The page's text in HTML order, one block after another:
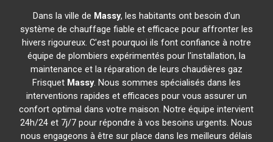
Dans la ville de Massy, les habitants ont besoin d'un
système de chauffage fiable et efficace pour affronter les
hivers rigoureux. C'est pourquoi ils font confiance à notre
équipe de plombiers expérimentés pour l'installation, la
maintenance et la réparation de leurs chaudières gaz
Frisquet Massy. Nous sommes spécialisés dans les
interventions rapides et efficaces pour vous assurer un
confort optimal dans votre maison. Notre équipe intervient
24h/24 et 7j/7 pour répondre à vos besoins urgents. Nous
nous engageons à être sur place dans les meilleurs délais